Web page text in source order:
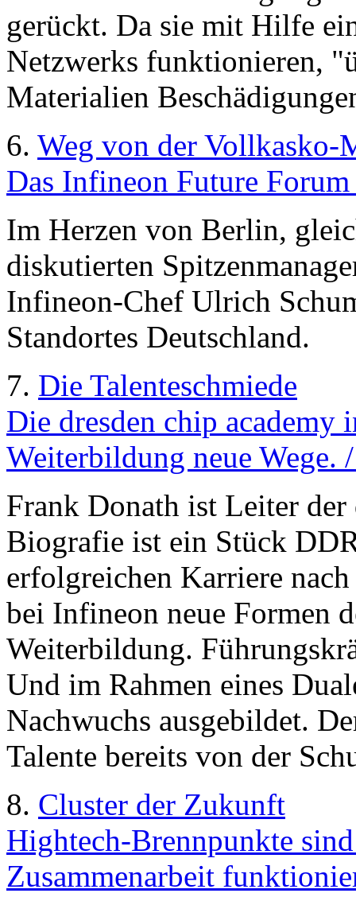
gerückt. Da sie mit Hilfe
Netzwerks funktionieren,
Materialien
6. Weg von der Vollkasko-
Das Infineon Future
Im Herzen von Berlin,
diskutierten
Infineon-Chef Ulrich
Standortes Deutschland.
7. Die Talenteschmiede
Die dresden chip academy
Weiterbildung neue Wege.
Frank Donath ist Leiter der
Biografie ist ein Stück
erfolgreichen Karriere
bei Infineon neue Formen
Weiterbildung.
Und im Rahmen eines
Nachwuchs ausgebildet.
Talente bereits von der
8. Cluster der Zukunft
Hightech-Brennpunkte
Zusammenarbeit